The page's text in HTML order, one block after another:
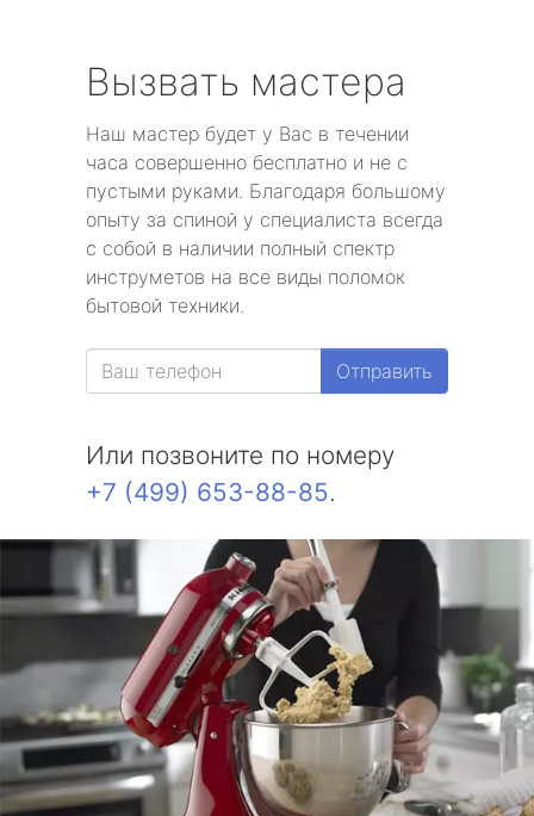
Вызвать мастера
Наш мастер будет у Вас в течении
часа совершенно бесплатно и не с
пустыми руками. Благодаря большому
опыту за спиной у специалиста всегда
с собой в наличии полный спектр
инструметов на все виды поломок
бытовой техники.
Отправить
Или позвоните по номеру
+7 (499) 653-88-85.